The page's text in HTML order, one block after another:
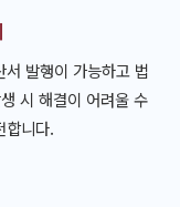
발행이 가능하고 법
시 해결이 어려울 수
합니다.